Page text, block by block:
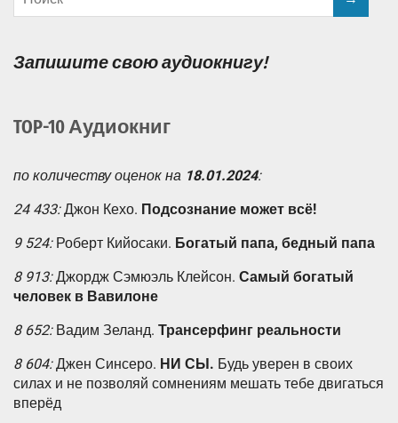
Запишите свою аудиокнигу!
TOP-10 Аудиокниг
по количеству оценок на 18.01.2024:
24 433: Джон Кехо. Подсознание может всё!
9 524: Роберт Кийосаки. Богатый папа, бедный папа
8 913: Джордж Сэмюэль Клейсон. Самый богатый
человек в Вавилоне
8 652: Вадим Зеланд. Трансерфинг реальности
8 604: Джен Синсеро. НИ СЫ. Будь уверен в своих
силах и не позволяй сомнениям мешать тебе двигаться
вперёд